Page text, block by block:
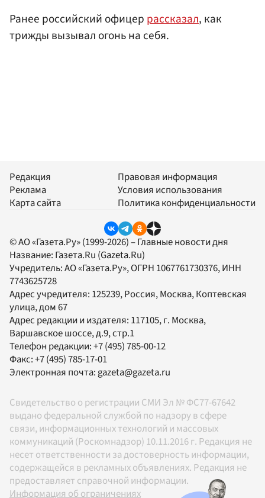
Ранее российский офицер рассказал, как
трижды вызывал огонь на себя.
Редакция
Реклама
Карта сайта
Правовая информация
Условия использования
Политика конфиденциальности
© АО «Газета.Ру» (1999-2026) – Главные новости дня
Название: Газета.Ru (Gazeta.Ru)
Учредитель:АО «Газета.Ру», ОГРН 1067761730376, ИНН
7743625728
Адрес учредителя: 125239, Россия, Москва, Коптевская
улица, дом 67
Адрес редакции и издателя: 117105, г. Москва,
Варшавское шоссе, д.9, стр.1
Телефон редакции:+7 (495) 785-00-12
Факс:+7 (495) 785-17-01
Электронная почта:gazeta@gazeta.ru
Свидетельство о регистрации СМИ Эл № ФС77-67642
выдано федеральной службой по надзору в сфере
связи, информационных технологий и массовых
коммуникаций (Роскомнадзор) 10.11.2016 г. Редакция не
несет ответственности за достоверность информации,
содержащейся в рекламных объявлениях. Редакция не
предоставляет справочной информации.
Информация об ограничениях